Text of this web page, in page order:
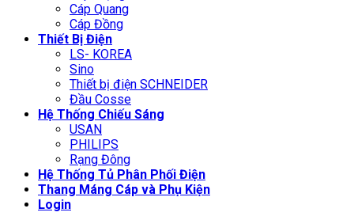
Cáp Quang
Cáp Đồng
Thiết Bị Điện
LS- KOREA
Sino
Thiết bị điện SCHNEIDER
Đầu Cosse
Hệ Thống Chiếu Sáng
USAN
PHILIPS
Rạng Đông
Hệ Thống Tủ Phân Phối Điện
Thang Máng Cáp và Phụ Kiện
Login